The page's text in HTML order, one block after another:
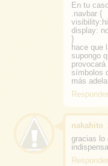
En tu
.navbar {
display:
}
hace que
supongo
símbolos
más
Responder
nakahito
gracias lo
Responder